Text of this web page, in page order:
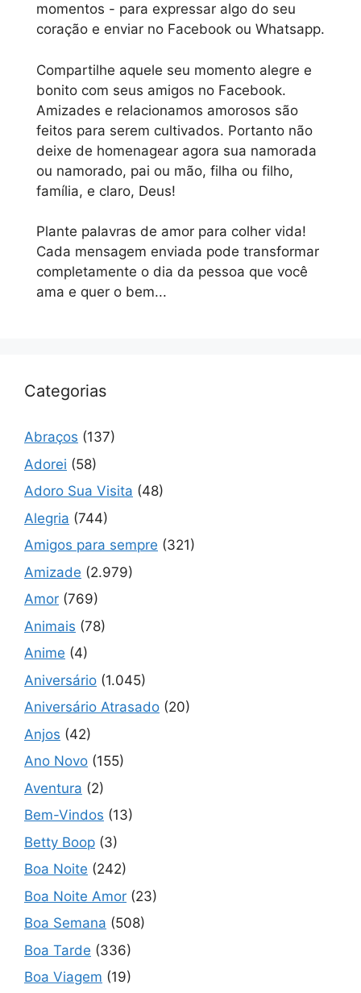
momentos - para expressar algo do seu
coração e enviar no Facebook ou Whatsapp.
Compartilhe aquele seu momento alegre e
bonito com seus amigos no Facebook.
Amizades e relacionamos amorosos são
feitos para serem cultivados. Portanto não
deixe de homenagear agora sua namorada
ou namorado, pai ou mão, filha ou filho,
família, e claro, Deus!
Plante palavras de amor para colher vida!
Cada mensagem enviada pode transformar
completamente o dia da pessoa que você
ama e quer o bem...
Categorias
Abraços (137)
Adorei (58)
Adoro Sua Visita (48)
Alegria (744)
Amigos para sempre (321)
Amizade (2.979)
Amor (769)
Animais (78)
Anime (4)
Aniversário (1.045)
Aniversário Atrasado (20)
Anjos (42)
Ano Novo (155)
Aventura (2)
Bem-Vindos (13)
Betty Boop (3)
Boa Noite (242)
Boa Noite Amor (23)
Boa Semana (508)
Boa Tarde (336)
Boa Viagem (19)